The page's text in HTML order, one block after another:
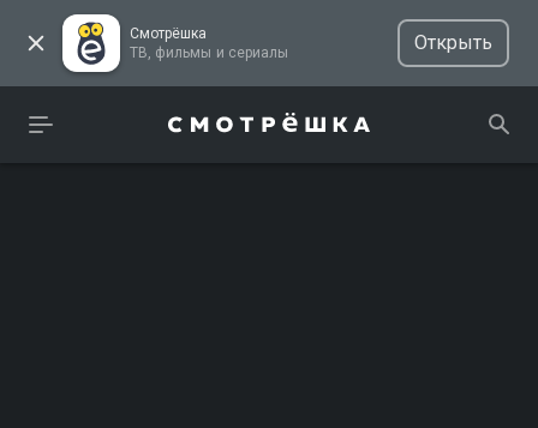
Смотрёшка
ТВ, фильмы и сериалы
Открыть